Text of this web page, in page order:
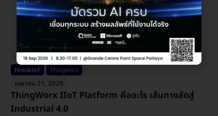
Hmi&IoT Thingworx
เมษายน 21, 2025
ThingWorx IIoT Platform คืออะไร เส้นทางลัดสู่
Industrial 4.0